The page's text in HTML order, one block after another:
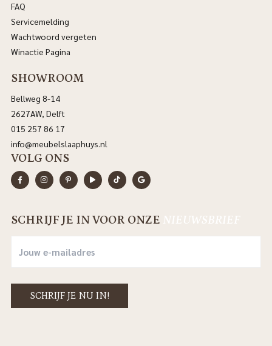
FAQ
Servicemelding
Wachtwoord vergeten
Winactie Pagina
SHOWROOM
Bellweg 8-14
2627AW, Delft
015 257 86 17
info@meubelslaaphuys.nl
VOLG ONS
SCHRIJF JE IN VOOR ONZE NIEUWSBRIEF